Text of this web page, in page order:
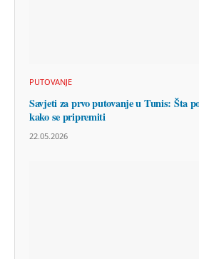
PUTOVANJE
Savjeti za prvo putovanje u Tunis: Šta
kako se pripremiti
22.05.2026